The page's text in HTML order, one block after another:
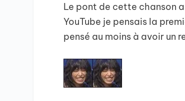
Le pont de cette chanson
YouTube je pensais la
pensé au moins à avoir un